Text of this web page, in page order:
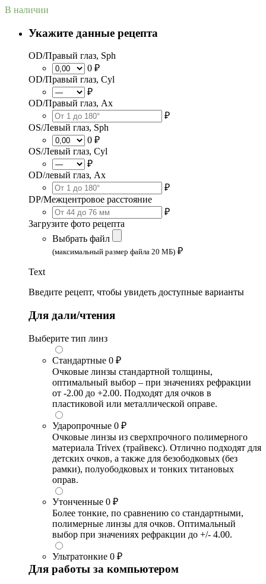
В наличии
Укажите данные рецепта
OD/Правый глаз, Sph
0 ₽
OD/Правый глаз, Cyl
₽
OD/Правый глаз, Ax
₽
OS/Левый глаз, Sph
0 ₽
OS/Левый глаз, Cyl
₽
OD/левый глаз, Ax
₽
DP/Межцентровое расстояние
₽
Загрузите фото рецепта
Выбрать файл
(максимальный размер файла 20 МБ) ₽
Text
Введите рецепт, чтобы увидеть доступные варианты
Для дали/чтения
Выберите тип линз
Стандартные 0 ₽
Очковые линзы стандартной толщины,
оптимальный выбор – при значениях рефракции
от -2.00 до +2.00. Подходят для очков в
пластиковой или металлической оправе.
Ударопрочные 0 ₽
Очковые линзы из сверхпрочного полимерного
материала Trivex (трайвекс). Отлично подходят для
детских очков, а также для безободковых (без
рамки), полуободковых и тонких титановых
оправ.
Утонченные 0 ₽
Более тонкие, по сравнению со стандартными,
полимерные линзы для очков. Оптимальный
выбор при значениях рефракции до +/- 4.00.
Ультратонкие 0 ₽
Для работы за компьютером